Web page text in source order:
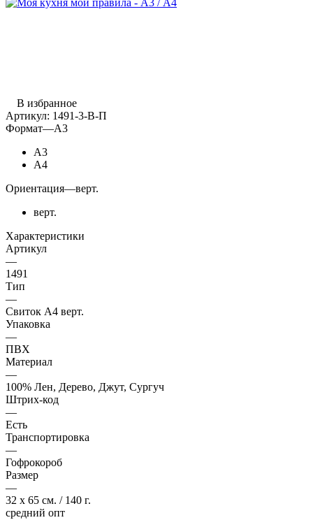
В избранное
Артикул: 1491-3-В-П
Формат—А3
А3
А4
Ориентация—верт.
верт.
Характеристики
Артикул
—
1491
Тип
—
Свиток А4 верт.
Упаковка
—
ПВХ
Материал
—
100% Лен, Дерево, Джут, Сургуч
Штрих-код
—
Есть
Транспортировка
—
Гофрокороб
Размер
—
32 x 65 см. / 140 г.
средний опт